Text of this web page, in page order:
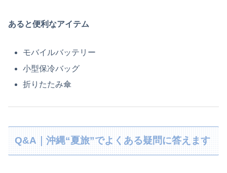
あると便利なアイテム
モバイルバッテリー
小型保冷バッグ
折りたたみ傘
Q&A｜沖縄“夏旅”でよくある疑問に答えます